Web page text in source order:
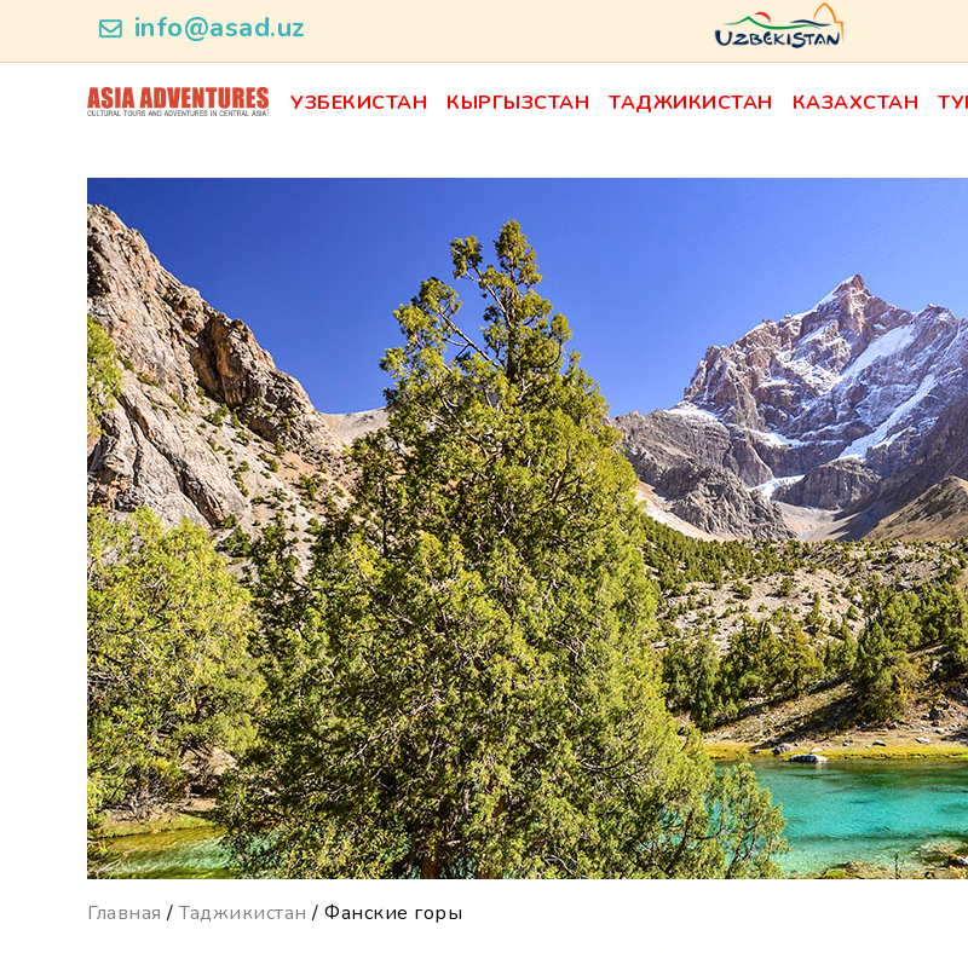
info@asad.uz
УЗБЕКИСТАН КЫРГЫЗСТАН ТАДЖИКИСТАН КАЗАХСТАН
ncategory_id
Главная /Таджикистан / Фанские горы